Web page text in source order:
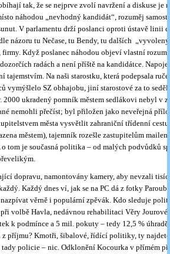
tak, že se nejprve zvolí navržení a diskuse je
náhodou „nevhodný kandidát“, rozuměj
V parlamentu drží poslanci oproti ústavě linii
názoru tu Nečase, tu Bendy, tu dalších
Když poslanec náhodou objeví vlastní rozum,
radách a není příště na kandidátce.
tajemstvím. Na naši starostku, která podepsala
vymýšlelo SZ obhajobu, jiní starostové za to
ukradený pomník městem sedlákovi nebyl v
nemohli přečíst; byl přiložen jako neveřejná
města vysvětlit zahraniční třídenní
městem), tajemník rozešle zastupitelům
tom je současná politika – od malých podvůdků
dopravu, namontovány kamery, aby nevzali
Každý dnes ví, jak se na PC dá z fotky
nazpívat věrně i populární zpěvák. Kdo sleduje
volbě Havla, nedávnou rehabilitaci Věry
k podmínce a 5 mil. pokuty – tedy 12,5 %
příjmu? Kmotři, šibalové, řídící politiky, ty
policie – nic. Odklonění Kocourka v přímém